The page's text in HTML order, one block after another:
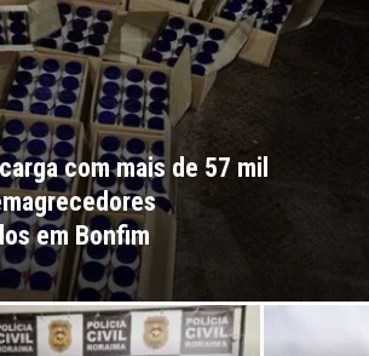
com mais de 57 mil
em Bonfim